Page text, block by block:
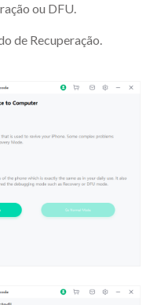
ou DFU.
de Recuperação.